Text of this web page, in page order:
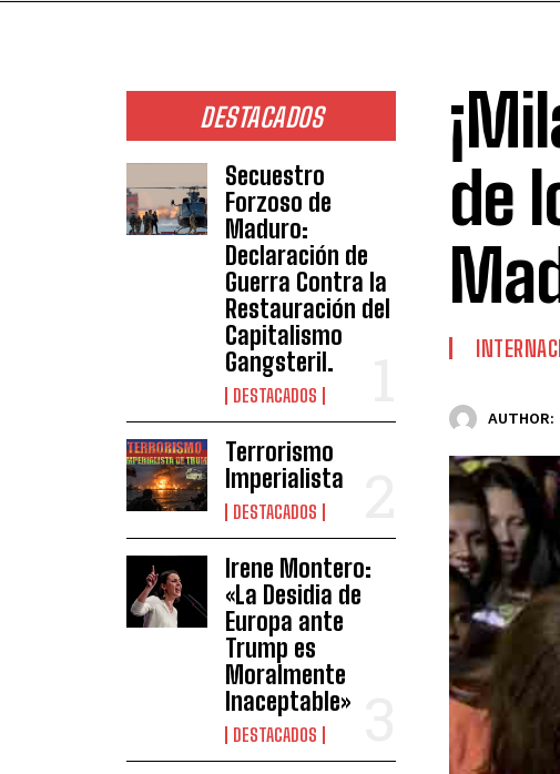
DESTACADOS
Secuestro
Forzoso de
Maduro:
Declaración de
Guerra Contra la
Restauración del
Capitalismo
Gangsteril.
DESTACADOS
Terrorismo
Imperialista
DESTACADOS
Irene Montero:
«La Desidia de
Europa ante
Trump es
Moralmente
Inaceptable»
DESTACADOS
de
AUTHOR: